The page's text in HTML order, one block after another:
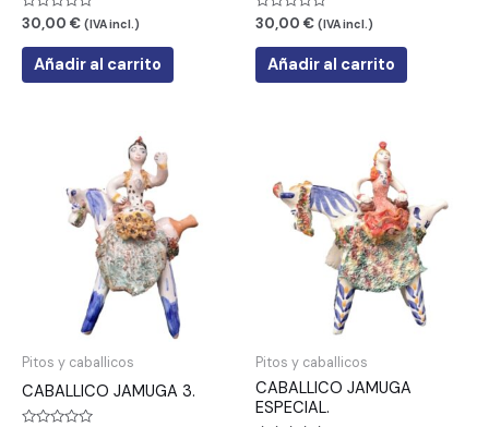
Valorado
con
0
30,00 € (IVA incl.)
Añadir al carrito
Valorado
con
0
30,00 € (IVA incl.)
Añadir al carrito
Pitos y caballicos
CABALLICO JAMUGA 3.
Pitos y caballicos
CABALLICO JAMUGA
ESPECIAL.